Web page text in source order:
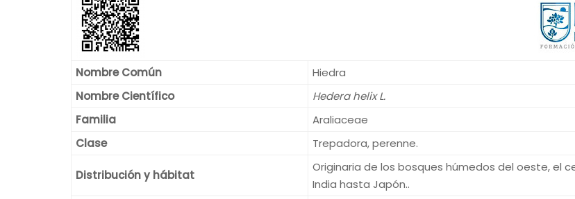
Nombre Común
Hiedra
Nombre Científico
Hedera helix L.
Familia
Araliaceae
Clase
Trepadora, perenne.
Distribución y hábitat
Originaria de los bosques húmedos del oeste, el
India hasta Japón..